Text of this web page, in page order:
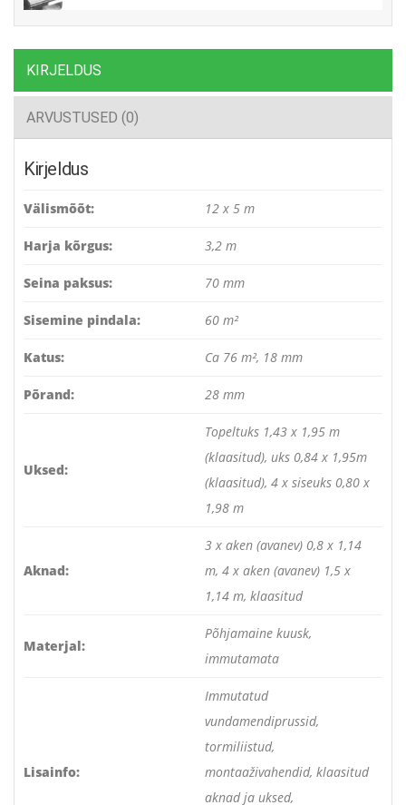
KIRJELDUS
ARVUSTUSED (0)
Kirjeldus
Välismõõt: 12 x 5 m
Harja kõrgus: 3,2 m
Seina paksus: 70 mm
Sisemine pindala: 60 m²
Katus: Ca 76 m², 18 mm
Põrand: 28 mm
Uksed:
Topeltuks 1,43 x 1,95 m
(klaasitud), uks 0,84 x 1,95m
(klaasitud), 4 x siseuks 0,80 x
1,98 m
Aknad:
3 x aken (avanev) 0,8 x 1,14
m, 4 x aken (avanev) 1,5 x
1,14 m, klaasitud
Materjal:
Põhjamaine kuusk,
immutamata
Lisainfo:
Immutatud
vundamendiprussid,
tormiliistud,
montaaživahendid, klaasitud
aknad ja uksed,